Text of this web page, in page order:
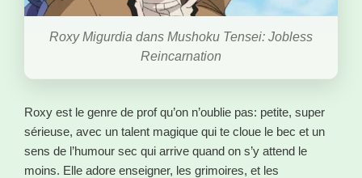
Roxy Migurdia dans Mushoku Tensei: Jobless
Reincarnation
Roxy est le genre de prof qu’on n’oublie pas: petite, super
sérieuse, avec un talent magique qui te cloue le bec et un
sens de l’humour sec qui arrive quand on s’y attend le
moins. Elle adore enseigner, les grimoires, et les